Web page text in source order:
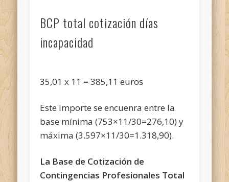
BCP total cotización días
incapacidad
35,01 x 11 = 385,11 euros
Este importe se encuenra entre la
base mínima (753×11/30=276,10) y
máxima (3.597×11/30=1.318,90).
La Base de Cotización de
Contingencias Profesionales Total